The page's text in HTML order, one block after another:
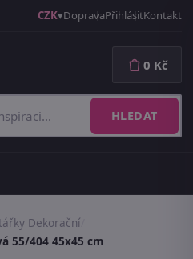
CZK DopravaPřihlásitKontakt
HLEDAT
0 Kč
Dekorační
55/404 45x45 cm